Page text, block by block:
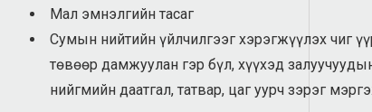
Мал эмнэлгийн тасаг
Сумын нийтийн үйлчилгээг хэрэгжүүлэх чиг
төвөөр дамжуулан гэр бүл, хүүхэд
нийгмийн даатгал, татвар, цаг уурч зэрэг